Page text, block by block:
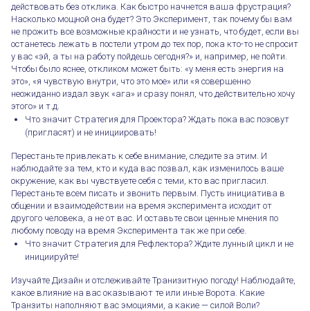
действовать без отклика. Как быстро начнется ваша фрустрация?
Насколько мощной она будет? Это Эксперимент, так почему бы вам
не прожить все возможные крайности и не узнать, что будет, если вы
останетесь лежать в постели утром до тех пор, пока кто-то не спросит
у вас «эй, а ты на работу пойдешь сегодня?» и, например, не пойти.
Чтобы было яснее, откликом может быть: «у меня есть энергия на
это», «я чувствую внутри, что это мое» или «я совершенно
неожиданно издал звук «ага» и сразу понял, что действительно хочу
этого» и т.д.
Что значит Стратегия для Проектора? Ждать пока вас позовут
(пригласят) и не инициировать!
Перестаньте привлекать к себе внимание, следите за этим. И
наблюдайте за тем, кто и куда вас позвал, как изменилось ваше
окружение, как вы чувствуете себя с теми, кто вас пригласил.⠀
Перестаньте всем писать и звонить первым. Пусть инициатива в
общении и взаимодействии на время эксперимента исходит от
другого человека, а не от вас. И оставьте свои ценные мнения по
любому поводу на время Эксперимента так же при себе.
Что значит Стратегия для Рефлектора? Ждите лунный цикл и не
инициируйте!
Изучайте Дизайн и отслеживайте Транизитную погоду! Наблюдайте,
какое влияние на вас оказывают те или иные Ворота. Какие
Транзиты наполняют вас эмоциями, а какие — силой Воли?⠀